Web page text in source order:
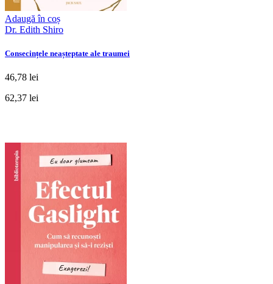
Adaugă în coș
Dr. Edith Shiro
Consecințele neașteptate ale traumei
46,78 lei
62,37 lei